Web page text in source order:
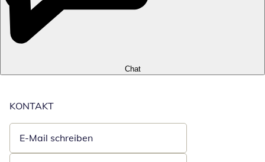
Chat
KONTAKT
E-Mail schreiben
Öffnet E-Mail-Client